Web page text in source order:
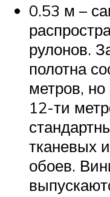
0.53 м –
рулонов.
полотна
метров,
12-ти
тканевых
обоев.